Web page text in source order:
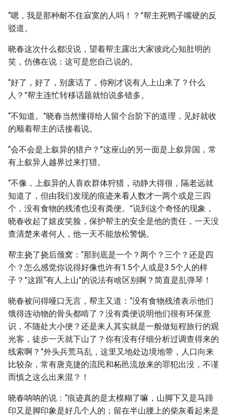
“嗯，我是那种耐不住寂寞的人吗！？”帮主死鸭子嘴硬的反
驳道。
晓春这次什么都没说，望着帮主露出大家彼此心知肚明的
笑，仿佛在说：这可是您自己说的。
“好了，好了，别废话了，你刚才说有人上山来了？什么
人？”帮主连忙转移话题就怕说多错多。
“不知道。”晓春当然懂得给人留个台阶下的道理，见好就收
的顺着帮主的话接着说。
“会不会是上叙异的猎户？”这座山的另一面是上叙异国，常
有上叙异人越界过来打猎。
“不像，上叙异的人喜欢群体狩猎，动静大得很，隔老远就
知道了，但由我们发现的痕迹来看人数才一两个或是三四
个，没有食物的残渣也没有粪便。”说到这个奇怪的现象，
晓春收起了嬉皮笑脸，保护帮主的安全是他的责任，一天没
查清楚来者何人，他一天不能放松警惕。
帮主挠了挠后颈窝：“那到底是一个？两个？三个？还是四
个？怎么感觉你说得好像也许有1.5个人或是3.5个人的样
子？”这跟“有人上山”的说法有啥区别啊？简直是乱弹琴！
晓春被问得哑口无言，帮主又道：“没有食物残渣表示他们
饿得连动物的骨头都啃了？没有粪便说明他们很有环保意
识，不随处大小便？还是来人其实就是一般做短程旅行的观
光客，徒步一天就下山了？你有没有仔细分析过调查得来的
线索啊？”外头兵荒马乱，这里又地处边境地带，人口向来
比较杂，常有唐克捷的流民和柘邑流放来的罪犯出没，不谨
而慎之这么出来混？！
晓春呐呐的说：“痕迹真的是太模糊了嘛，山脚下又是马蹄
印又是脚印象是好几个人的；留在半山腰上的柴灰看起来是